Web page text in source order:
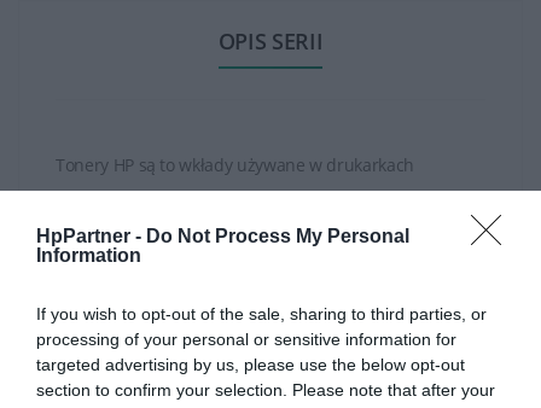
HpPartner - Do Not Process My Personal
Information
If you wish to opt-out of the sale, sharing to third parties, or
processing of your personal or sensitive information for
targeted advertising by us, please use the below opt-out
section to confirm your selection. Please note that after your
OPIS SERII
Tonery HP są to wkłady używane w drukarkach
laserowych, które zawierają toner, proszek barwiący
wykorzystywany do wydruków.
modelu drukarki. Istnieją tonery do drukarek
monochromatycznych (czarno-białych) oraz tonery do
drukarek kolorowych, które składają się z kilku
ROZWIŃ PEŁEN OPIS